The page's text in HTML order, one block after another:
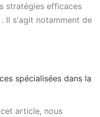
stratégies efficaces
Il s'agit notamment de
spécialisées dans la
article, nous